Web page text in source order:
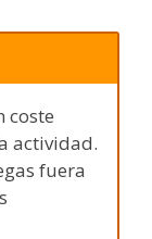
coste
actividad.
fuera